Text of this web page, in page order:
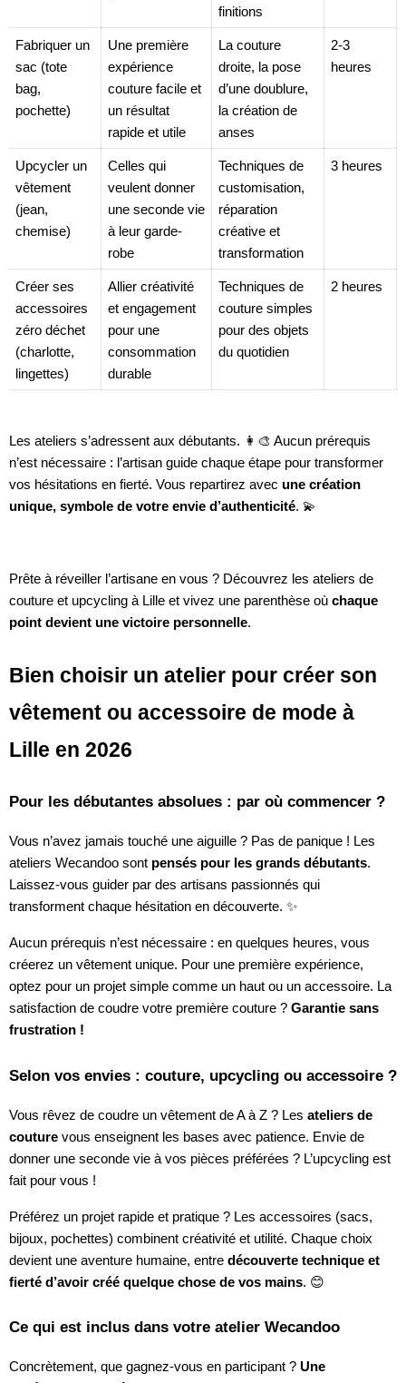
finitions
Fabriquer un
sac (tote
bag,
pochette)
Une première
expérience
couture facile et
un résultat
rapide et utile
La couture
droite, la pose
d’une doublure,
la création de
anses
2-3
heures
Upcycler un
vêtement
(jean,
chemise)
Celles qui
veulent donner
une seconde vie
à leur garde-
robe
Techniques de
customisation,
réparation
créative et
transformation
3 heures
Créer ses
accessoires
zéro déchet
(charlotte,
lingettes)
Allier créativité
et engagement
pour une
consommation
durable
Techniques de
couture simples
pour des objets
du quotidien
2 heures
Les ateliers s’adressent aux débutants. 👩‍🎨 Aucun prérequis
n’est nécessaire : l’artisan guide chaque étape pour transformer
vos hésitations en fierté. Vous repartirez avec une création
unique, symbole de votre envie d’authenticité. 💫
Prête à réveiller l’artisane en vous ? Découvrez les ateliers de
couture et upcycling à Lille et vivez une parenthèse où chaque
point devient une victoire personnelle.
Bien choisir un atelier pour créer son
vêtement ou accessoire de mode à
Lille en 2026
Pour les débutantes absolues : par où commencer ?
Vous n’avez jamais touché une aiguille ? Pas de panique ! Les
ateliers Wecandoo sont pensés pour les grands débutants.
Laissez-vous guider par des artisans passionnés qui
transforment chaque hésitation en découverte. ✨
Aucun prérequis n’est nécessaire : en quelques heures, vous
créerez un vêtement unique. Pour une première expérience,
optez pour un projet simple comme un haut ou un accessoire. La
satisfaction de coudre votre première couture ? Garantie sans
frustration !
Selon vos envies : couture, upcycling ou accessoire ?
Vous rêvez de coudre un vêtement de A à Z ? Les ateliers de
couture vous enseignent les bases avec patience. Envie de
donner une seconde vie à vos pièces préférées ? L’upcycling est
fait pour vous !
Préférez un projet rapide et pratique ? Les accessoires (sacs,
bijoux, pochettes) combinent créativité et utilité. Chaque choix
devient une aventure humaine, entre découverte technique et
fierté d’avoir créé quelque chose de vos mains. 😊
Ce qui est inclus dans votre atelier Wecandoo
Concrètement, que gagnez-vous en participant ? Une